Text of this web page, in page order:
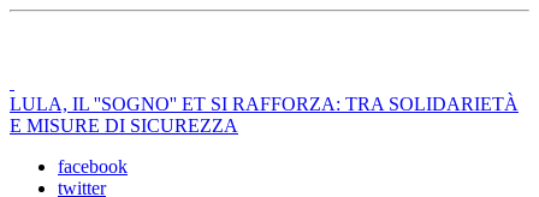
LULA, IL ''SOGNO'' ET SI RAFFORZA: TRA SOLIDARIETÀ
E MISURE DI SICUREZZA
facebook
twitter